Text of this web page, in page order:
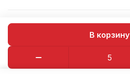
В корзину
© 2026 ООО "ТД МОССВАРКА"